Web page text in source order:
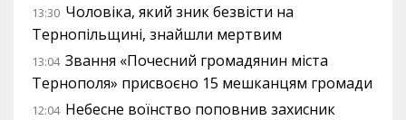
13:30 Чоловіка, який зник безвісти на
Тернопільщині, знайшли мертвим
13:04 Звання «Почесний громадянин міста
Тернополя» присвоєно 15 мешканцям громади
12:04 Небесне воїнство поповнив захисник